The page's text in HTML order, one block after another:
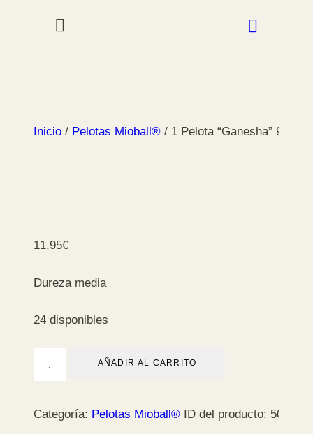
Inicio/ Pelotas Mioball®/ 1 Pelota “Ganesha” 90 mm
11,95€
Dureza media
24 disponibles
90
AÑADIR AL CARRITO
Categoría: Pelotas Mioball® ID del producto: 5091